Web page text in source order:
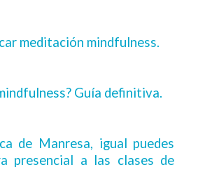
meditación mindfulness.
Guía definitiva.
de Manresa, igual puedes
presencial a las clases de